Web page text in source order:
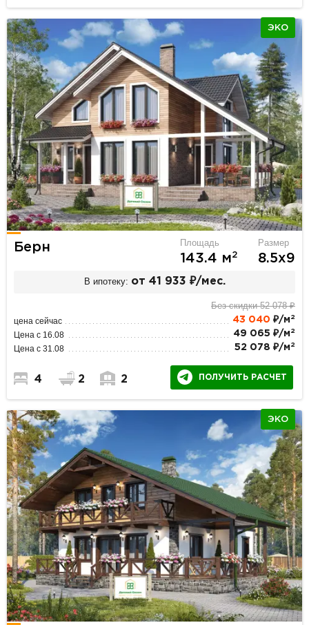
ЭКО
Берн Площадь
143.4 м2
Размер
8.5х9
В ипотеку: от 41 933 ₽/мес.
Без скидки 52 078 ₽
цена сейчас 43 040 ₽/м 2
Цена с 16.08 49 065 ₽/м 2
Цена с 31.08 52 078 ₽/м 2
4 2 2 ПОЛУЧИТЬ РАСЧЕТ
ЭКО